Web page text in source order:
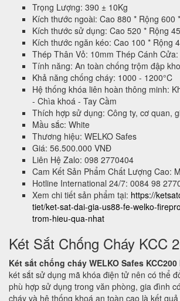
Trọng Lượng: 390 ± 10Kg
Kích thước ngoài: Cao 880 * Rộng 600
Kích thước sử dụng: Cao 520 * Rộng
Kích thước ngăn kéo: Cao 100 * Rộng
Thép Thân Vỏ: 10mm Thép Cánh
Tính năng: An toàn chống trộm đập
Khả năng chống cháy: 1000 - 1200°C
Hệ thống khóa liên hoàn thông minh:
- Chìa khoá - Tay Cầm
Thích hợp sử dụng: Công ty, cơ quan,
Mầu sắc: White
Thương hiệu: WELKO Safes
Giá: 56.500.000 VNĐ
Liên Hệ Zalo: 098 2770404
Cam Kết Sản Phẩm Chất Lượng Cao:
Hotline International 24/7: 0084 98
Xem chi tiết sản phẩm tại: https://
tiet/ket-sat-dai-gia-us88-fe-welko-
trom-hieu-qua-nhat
Két Sắt Chống Cháy KCC
Két sắt chống cháy WELKO Safes KCC200
két sắt sử dụng mã khóa điện tử nên có thể
phù hợp sử dụng trong văn phòng, gia đình
cháy và hệ thống khoá an toàn cao là kết